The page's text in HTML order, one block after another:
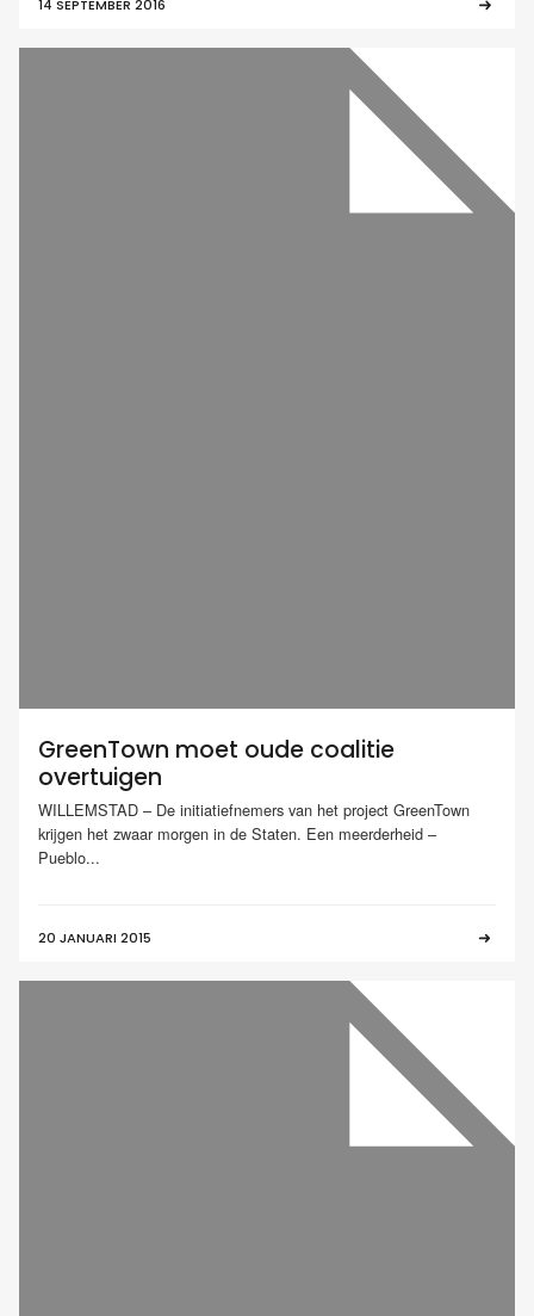
14 SEPTEMBER 2016
GreenTown moet oude coalitie
overtuigen
WILLEMSTAD – De initiatiefnemers van het project GreenTown
krijgen het zwaar morgen in de Staten. Een meerderheid –
Pueblo...
20 JANUARI 2015